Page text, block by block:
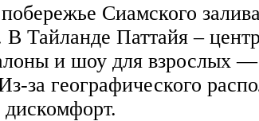
Сиамского
В Тайланде Паттайя –
и шоу для взрослых —
географического